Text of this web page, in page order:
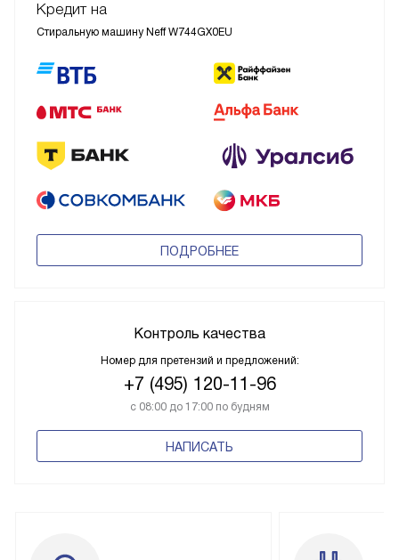
Кредит на
Стиральную машину Neff W744GX0EU
ПОДРОБНЕЕ
Контроль качества
Номер для претензий и предложений:
+7 (495) 120-11-96
с 08:00 до 17:00 по будням
НАПИСАТЬ